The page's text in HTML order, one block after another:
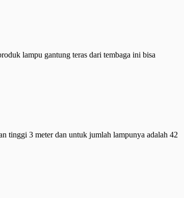
lampu gantung teras dari tembaga ini bisa
tinggi 3 meter dan untuk jumlah lampunya adalah 42